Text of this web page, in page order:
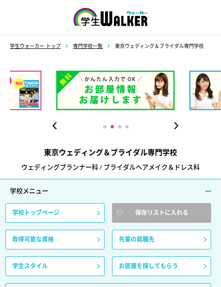
学生ウォーカー トップ 専門学校一覧 東京ウェディング＆ブライダル専門学校
東京ウェディング＆ブライダル専門学校
ウェディングプランナー科 / ブライダルヘアメイク＆ドレス科
学校メニュー
学校トップページ 保存リストに入れる
取得可能な資格 先輩の就職先
学生スタイル お部屋を探してもらう